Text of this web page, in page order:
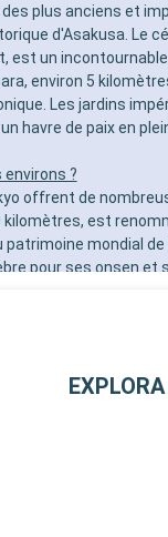
plus anciens et
d'Asakusa. Le
est un
environ 5
Les jardins
havre de paix en
environs ?
offrent de
kilomètres, est
mondial de
pour ses onsen et